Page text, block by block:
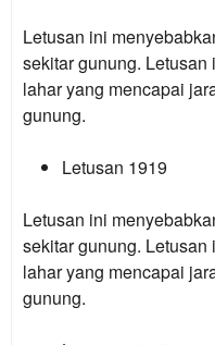
Letusan ini
sekitar gunung.
lahar yang mencapai
gunung.
Letusan 1919
Letusan ini
sekitar gunung.
lahar yang mencapai
gunung.